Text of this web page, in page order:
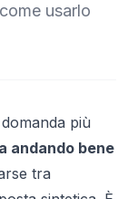
usarlo
più
andando bene
tra